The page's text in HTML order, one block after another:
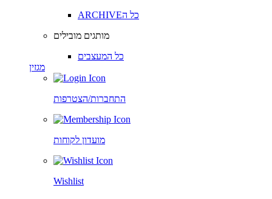
ARCHIVEכל ה
מותגים מובילים
כל המעצבים
מגזין
התחברות/הצטרפות
מועדון לקוחות
Wishlist